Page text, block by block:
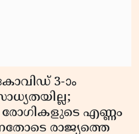
3-ാം
രോഗികളുടെ എണ്ണം
രാജ്യത്തെ